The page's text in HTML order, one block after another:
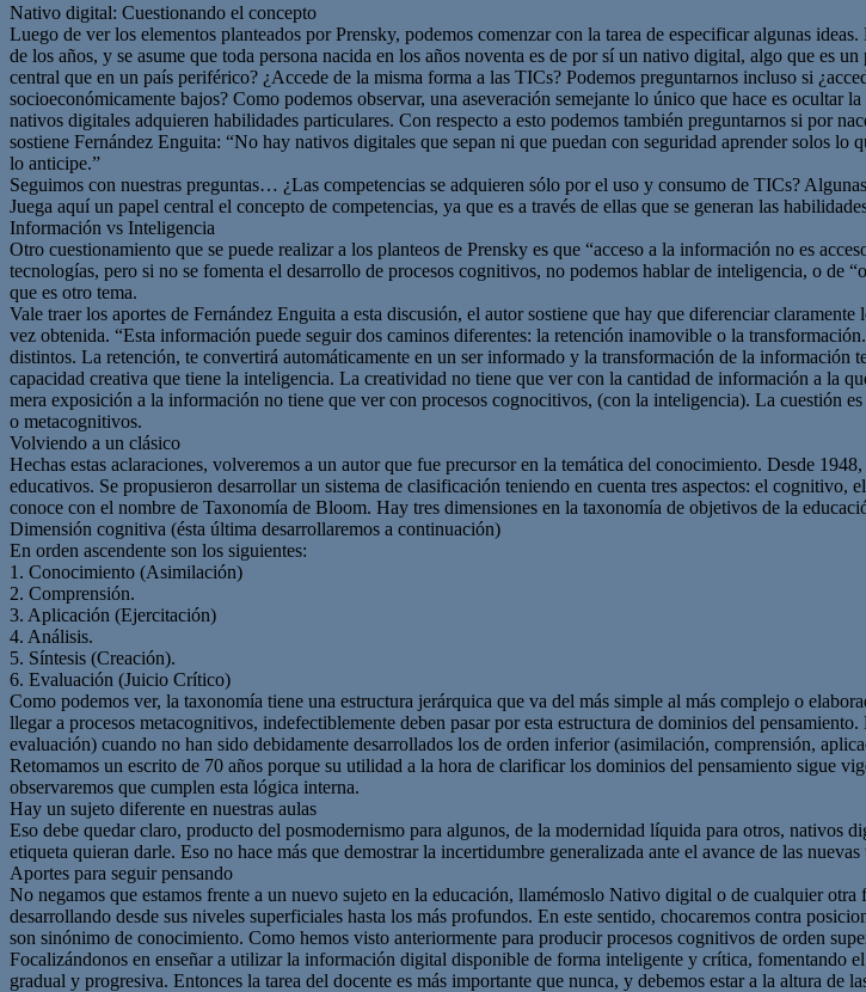
Nativo digital: Cuestionando el concepto
Luego de ver los elementos planteados por Prensky, podemos comenzar con la tarea de especificar algunas
de los años, y se asume que toda persona nacida en los años noventa es de por sí un nativo digital, algo que es
central que en un país periférico? ¿Accede de la misma forma a las TICs? Podemos preguntarnos incluso si
socioeconómicamente bajos? Como podemos observar, una aseveración semejante lo único que hace es ocultar
nativos digitales adquieren habilidades particulares. Con respecto a esto podemos también preguntarnos si por
sostiene Fernández Enguita: “No hay nativos digitales que sepan ni que puedan con seguridad aprender solos lo
lo anticipe.”
Seguimos con nuestras preguntas… ¿Las competencias se adquieren sólo por el uso y consumo de TICs?
Juega aquí un papel central el concepto de competencias, ya que es a través de ellas que se generan las
Información vs Inteligencia
Otro cuestionamiento que se puede realizar a los planteos de Prensky es que “acceso a la información no es
tecnologías, pero si no se fomenta el desarrollo de procesos cognitivos, no podemos hablar de inteligencia, o de
que es otro tema.
Vale traer los aportes de Fernández Enguita a esta discusión, el autor sostiene que hay que diferenciar
vez obtenida. “Esta información puede seguir dos caminos diferentes: la retención inamovible o la
distintos. La retención, te convertirá automáticamente en un ser informado y la transformación de la información
capacidad creativa que tiene la inteligencia. La creatividad no tiene que ver con la cantidad de información a la
mera exposición a la información no tiene que ver con procesos cognocitivos, (con la inteligencia). La cuestión
o metacognitivos.
Volviendo a un clásico
Hechas estas aclaraciones, volveremos a un autor que fue precursor en la temática del conocimiento. Desde
educativos. Se propusieron desarrollar un sistema de clasificación teniendo en cuenta tres aspectos: el
conoce con el nombre de Taxonomía de Bloom. Hay tres dimensiones en la taxonomía de objetivos de la
Dimensión cognitiva (ésta última desarrollaremos a continuación)
En orden ascendente son los siguientes:
1. Conocimiento (Asimilación)
2. Comprensión.
3. Aplicación (Ejercitación)
4. Análisis.
5. Síntesis (Creación).
6. Evaluación (Juicio Crítico)
Como podemos ver, la taxonomía tiene una estructura jerárquica que va del más simple al más complejo o
llegar a procesos metacognitivos, indefectiblemente deben pasar por esta estructura de dominios del
evaluación) cuando no han sido debidamente desarrollados los de orden inferior (asimilación, comprensión,
Retomamos un escrito de 70 años porque su utilidad a la hora de clarificar los dominios del pensamiento sigue
observaremos que cumplen esta lógica interna.
Hay un sujeto diferente en nuestras aulas
Eso debe quedar claro, producto del posmodernismo para algunos, de la modernidad líquida para otros, nativos
etiqueta quieran darle. Eso no hace más que demostrar la incertidumbre generalizada ante el avance de las nuevas
Aportes para seguir pensando
No negamos que estamos frente a un nuevo sujeto en la educación, llamémoslo Nativo digital o de cualquier
desarrollando desde sus niveles superficiales hasta los más profundos. En este sentido, chocaremos contra
son sinónimo de conocimiento. Como hemos visto anteriormente para producir procesos cognitivos de orden
Focalizándonos en enseñar a utilizar la información digital disponible de forma inteligente y crítica, fomentando
gradual y progresiva. Entonces la tarea del docente es más importante que nunca, y debemos estar a la altura de